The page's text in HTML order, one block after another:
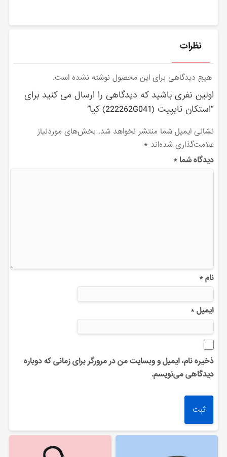
نظرات
هیچ دیدگاهی برای این محصول نوشته نشده است.
اولین نفری باشید که دیدگاهی را ارسال می کنید برای
“استكان تايپيت (222262G041) کیا”
نشانی ایمیل شما منتشر نخواهد شد. بخش‌های موردنیاز
علامت‌گذاری شده‌اند *
دیدگاه شما*
نام*
ایمیل*
ذخیره نام، ایمیل و وبسایت من در مرورگر برای زمانی که دوباره
دیدگاهی می‌نویسم.